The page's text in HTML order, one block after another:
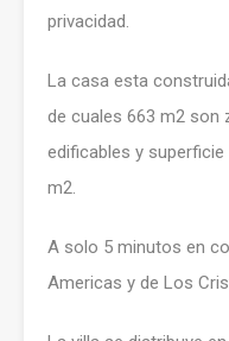
privacidad.
La casa esta
de cuales 663 m2 son
edificables y
m2.
A solo 5 minutos en
Americas y de Los